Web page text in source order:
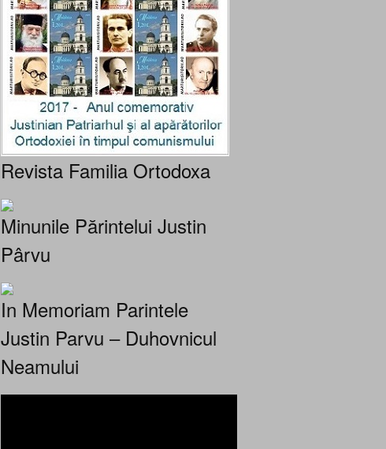
Revista Familia Ortodoxa
Minunile Părintelui Justin
Pârvu
In Memoriam Parintele
Justin Parvu – Duhovnicul
Neamului